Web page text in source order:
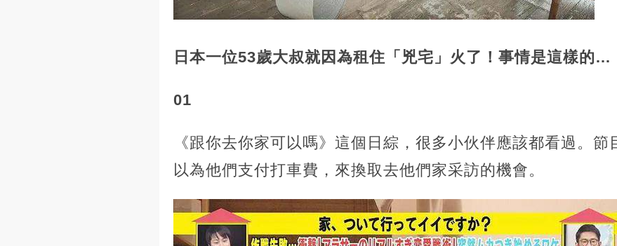
日本一位53歲大叔就因為租住「兇宅」火了！事情是這樣的…
01
《跟你去你家可以嗎》這個日綜，很多小伙伴應該都看過。節
以為他們支付打車費，來換取去他們家采訪的機會。